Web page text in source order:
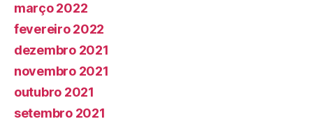
março 2022
fevereiro 2022
dezembro 2021
novembro 2021
outubro 2021
setembro 2021